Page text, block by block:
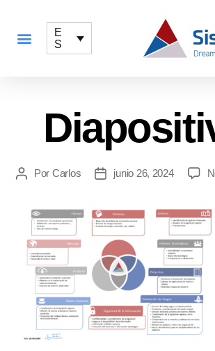
E
S
Por Carlos junio 26, 2024